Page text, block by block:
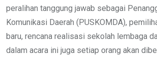
peralihan tanggung jawab sebagai
Komunikasi Daerah (PUSKOMDA),
baru, rencana realisasi sekolah lembaga
dalam acara ini juga setiap orang akan